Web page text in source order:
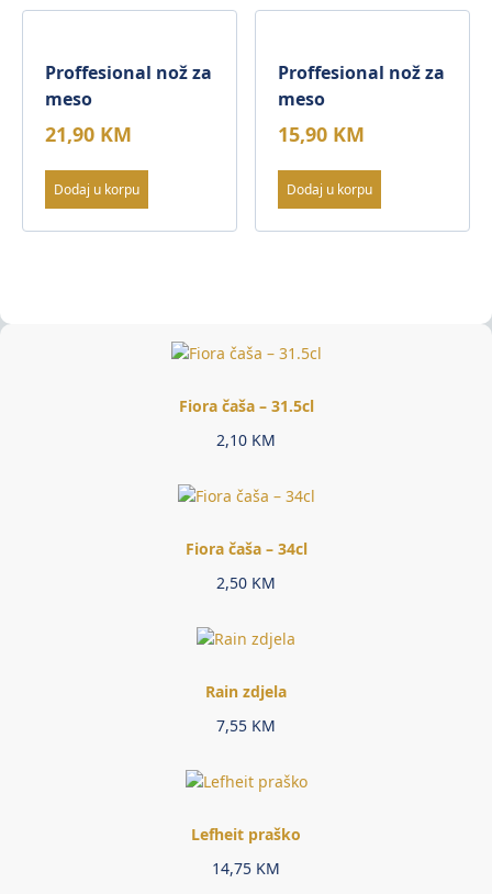
Proffesional nož za
meso
21,90 KM
Dodaj u korpu
Proffesional nož za
meso
15,90 KM
Dodaj u korpu
Fiora čaša – 31.5cl
2,10 KM
Fiora čaša – 34cl
2,50 KM
Rain zdjela
7,55 KM
Lefheit praško
14,75 KM